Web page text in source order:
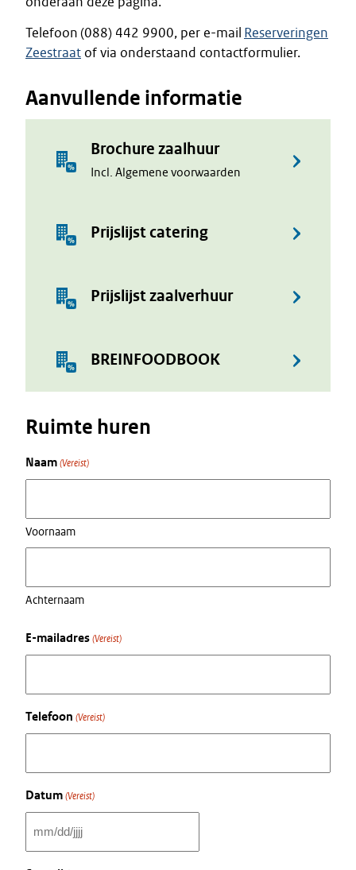
Telefoon (088) 442 9900, per e-mail Reserveringen
Zeestraat of via onderstaand contactformulier.
Aanvullende informatie
Brochure zaalhuur
Incl. Algemene voorwaarden
Prijslijst catering
Prijslijst zaalverhuur
BREINFOODBOOK
Ruimte huren
Naam (Vereist)
Voornaam
Achternaam
E-mailadres (Vereist)
Telefoon (Vereist)
Datum (Vereist)
MM